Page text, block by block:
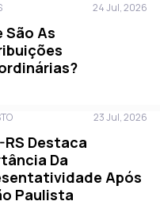
24 Jul, 2026
São As
23 Jul, 2026
RS Destaca
Da
Após
Paulista